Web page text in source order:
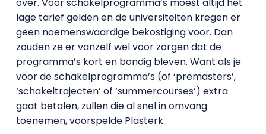
lage tarief gelden en de universiteiten kregen er
geen noemenswaardige bekostiging voor. Dan
zouden ze er vanzelf wel voor zorgen dat de
programma’s kort en bondig bleven. Want als je
voor de schakelprogramma’s (of ‘premasters’,
‘schakeltrajecten’ of ‘summercourses’) extra
gaat betalen, zullen die al snel in omvang
toenemen, voorspelde Plasterk.